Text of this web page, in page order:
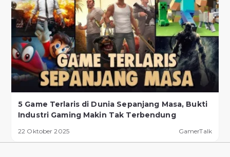
5 Game Terlaris di Dunia Sepanjang Masa, Bukti
Industri Gaming Makin Tak Terbendung
22 Oktober 2025 GamerTalk